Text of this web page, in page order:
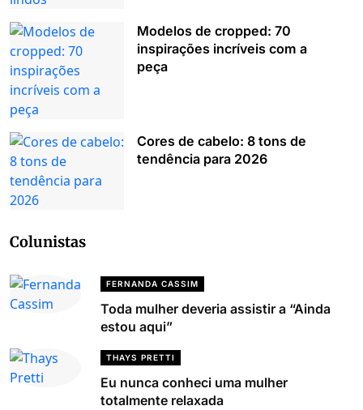
Modelos de cropped: 70
inspirações incríveis com a
peça
Cores de cabelo: 8 tons de
tendência para 2026
Colunistas
FERNANDA CASSIM
Toda mulher deveria assistir a “Ainda
estou aqui”
THAYS PRETTI
Eu nunca conheci uma mulher
totalmente relaxada